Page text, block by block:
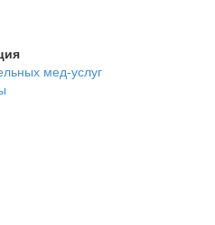
мед-услуг